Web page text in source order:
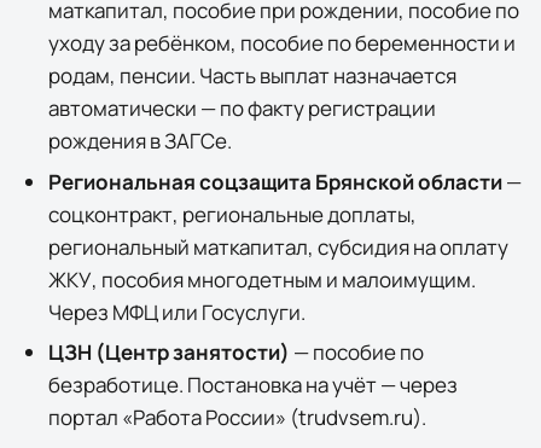
маткапитал, пособие при рождении, пособие по
уходу за ребёнком, пособие по беременности и
родам, пенсии. Часть выплат назначается
автоматически — по факту регистрации
рождения в ЗАГСе.
Региональная соцзащита Брянской области—
соцконтракт, региональные доплаты,
региональный маткапитал, субсидия на оплату
ЖКУ, пособия многодетным и малоимущим.
Через МФЦ или Госуслуги.
ЦЗН (Центр занятости) — пособие по
безработице. Постановка на учёт — через
портал «Работа России» (trudvsem.ru).